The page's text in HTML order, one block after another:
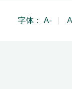
字体： A- A